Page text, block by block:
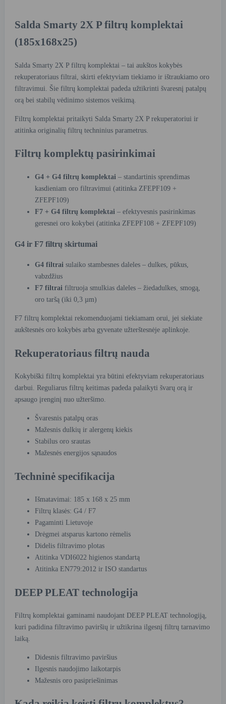
Salda Smarty 2X P filtrų komplektai
(185x168x25)
Salda Smarty 2X P filtrų komplektai – tai aukštos kokybės
rekuperatoriaus filtrai, skirti efektyviam tiekiamo ir ištraukiamo oro
filtravimui. Šie filtrų komplektai padeda užtikrinti švaresnį patalpų
orą bei stabilų vėdinimo sistemos veikimą.
Filtrų komplektai pritaikyti Salda Smarty 2X P rekuperatoriui ir
atitinka originalių filtrų techninius parametrus.
Filtrų komplektų pasirinkimai
G4 + G4 filtrų komplektai – standartinis sprendimas
kasdieniam oro filtravimui (atitinka ZFEPF109 +
ZFEPF109)
F7 + G4 filtrų komplektai – efektyvesnis pasirinkimas
geresnei oro kokybei (atitinka ZFEPF108 + ZFEPF109)
G4 ir F7 filtrų skirtumai
G4 filtrai sulaiko stambesnes daleles – dulkes, pūkus,
vabzdžius
F7 filtrai filtruoja smulkias daleles – žiedadulkes, smogą,
oro taršą (iki 0,3 µm)
F7 filtrų komplektai rekomenduojami tiekiamam orui, jei siekiate
aukštesnės oro kokybės arba gyvenate užterštesnėje aplinkoje.
Rekuperatoriaus filtrų nauda
Kokybiški filtrų komplektai yra būtini efektyviam rekuperatoriaus
darbui. Reguliarus filtrų keitimas padeda palaikyti švarų orą ir
apsaugo įrenginį nuo užteršimo.
Švaresnis patalpų oras
Mažesnis dulkių ir alergenų kiekis
Stabilus oro srautas
Mažesnės energijos sąnaudos
Techninė specifikacija
Išmatavimai: 185 x 168 x 25 mm
Filtrų klasės: G4 / F7
Pagaminti Lietuvoje
Drėgmei atsparus kartono rėmelis
Didelis filtravimo plotas
Atitinka VDI6022 higienos standartą
Atitinka EN779:2012 ir ISO standartus
DEEP PLEAT technologija
Filtrų komplektai gaminami naudojant DEEP PLEAT technologiją,
kuri padidina filtravimo paviršių ir užtikrina ilgesnį filtrų tarnavimo
laiką.
Didesnis filtravimo paviršius
Ilgesnis naudojimo laikotarpis
Mažesnis oro pasipriešinimas